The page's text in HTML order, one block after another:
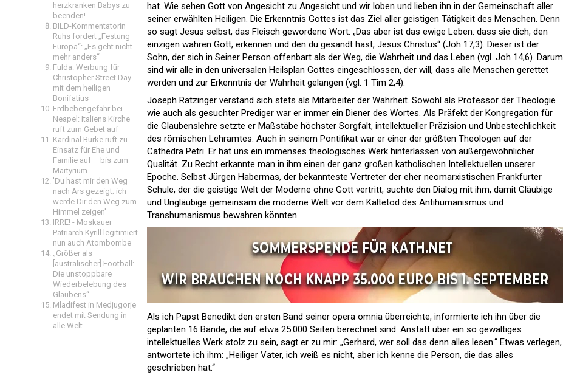
herzkranken Babys zu
beenden!
BILD-Kommentatorin
Ruhs fordert „Festung
Europa“: „Es geht nicht
mehr anders“
Fulda: Werbung für
Christopher Street Day
mit dem heiligen
Bonifatius
Erdbebengefahr bei
Neapel: Italiens Kirche
ruft zum Gebet auf
Kardinal Burke ruft zu
Einsatz für Ehe und
Familie auf – bis zum
Martyrium
'Du hast mir den Weg
nach Ars gezeigt; ich
werde Dir den Weg zum
Himmel zeigen'
IRRE! - Moskauer
Patriarch Kyrill legitimiert
nun auch Atombombe
„Größer als
[australischer] Football:
Die unstoppbare
Wiederbelebung des
Glaubens“
Mladifest in Medjugorje
endet mit Sendung in
alle Welt
hat. Wie sehen Gott von Angesicht zu Angesicht und wir loben und lieben ihn in der Gemeinschaft aller
seiner erwählten Heiligen. Die Erkenntnis Gottes ist das Ziel aller geistigen Tätigkeit des Menschen. Denn
so sagt Jesus selbst, das Fleisch gewordene Wort: „Das aber ist das ewige Leben: dass sie dich, den
einzigen wahren Gott, erkennen und den du gesandt hast, Jesus Christus“ (Joh 17,3). Dieser ist der
Sohn, der sich in Seiner Person offenbart als der Weg, die Wahrheit und das Leben (vgl. Joh 14,6). Darum
sind wir alle in den universalen Heilsplan Gottes eingeschlossen, der will, dass alle Menschen gerettet
werden und zur Erkenntnis der Wahrheit gelangen (vgl. 1 Tim 2,4).
Joseph Ratzinger verstand sich stets als Mitarbeiter der Wahrheit. Sowohl als Professor der Theologie
wie auch als gesuchter Prediger war er immer ein Diener des Wortes. Als Präfekt der Kongregation für
die Glaubenslehre setzte er Maßstäbe höchster Sorgfalt, intellektueller Präzision und Unbestechlichkeit
des römischen Lehramtes. Auch in seinem Pontifikat war er einer der größten Theologen auf der
Cathedra Petri. Er hat uns ein immenses theologisches Werk hinterlassen von außergewöhnlicher
Qualität. Zu Recht erkannte man in ihm einen der ganz großen katholischen Intellektuellen unserer
Epoche. Selbst Jürgen Habermas, der bekannteste Vertreter der eher neomarxistischen Frankfurter
Schule, der die geistige Welt der Moderne ohne Gott vertritt, suchte den Dialog mit ihm, damit Gläubige
und Ungläubige gemeinsam die moderne Welt vor dem Kältetod des Antihumanismus und
Transhumanismus bewahren könnten.
Als ich Papst Benedikt den ersten Band seiner opera omnia überreichte, informierte ich ihn über die
geplanten 16 Bände, die auf etwa 25.000 Seiten berechnet sind. Anstatt über ein so gewaltiges
intellektuelles Werk stolz zu sein, sagt er zu mir: „Gerhard, wer soll das denn alles lesen.“ Etwas verlegen,
antwortete ich ihm: „Heiliger Vater, ich weiß es nicht, aber ich kenne die Person, die das alles
geschrieben hat.“